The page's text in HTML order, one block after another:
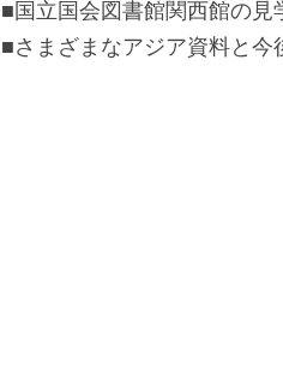
■国立国会図書館関西館の見
■さまざまなアジア資料と今